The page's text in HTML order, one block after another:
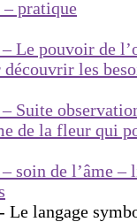
– pratique
Le pouvoir de
les
Suite
de la fleur qui
soin de l’âme –
Le langage